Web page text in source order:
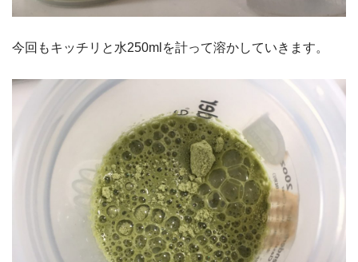
今回もキッチリと水250mlを計って溶かしていきます。